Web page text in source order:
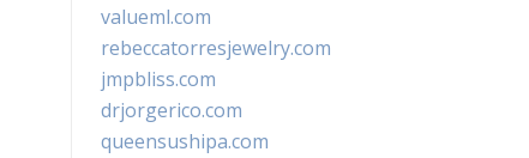
valueml.com
rebeccatorresjewelry.com
jmpbliss.com
drjorgerico.com
queensushipa.com